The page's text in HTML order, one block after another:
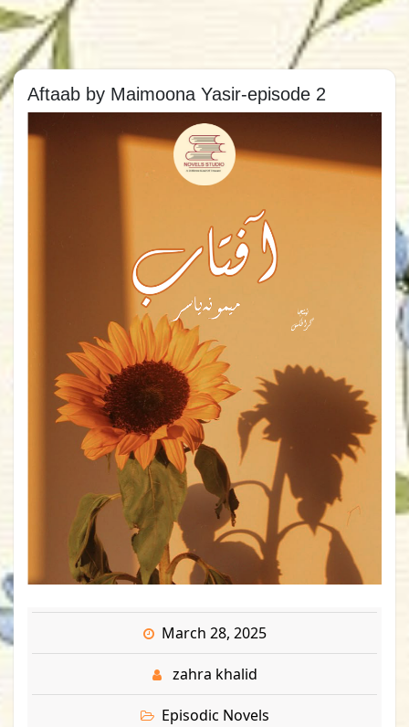
Aftaab by Maimoona Yasir-episode 2
March 28, 2025
zahra khalid
Episodic Novels